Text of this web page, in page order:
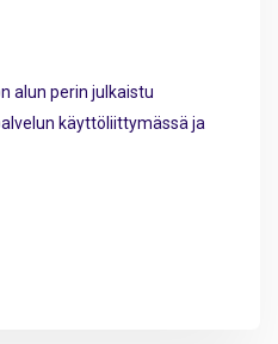
alun perin julkaistu
käyttöliittymässä ja